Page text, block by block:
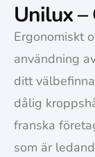
Unilux –
Ergonomiskt
användning
ditt
dålig
franska
som är